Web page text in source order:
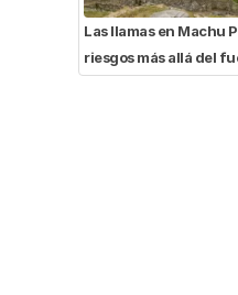
Las llamas en Machu
riesgos más allá del